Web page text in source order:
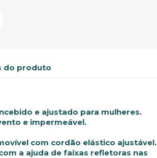
do produto
e ajustado para mulheres.
e impermeável.
com cordão elástico ajustável.
a ajuda de faixas refletoras nas